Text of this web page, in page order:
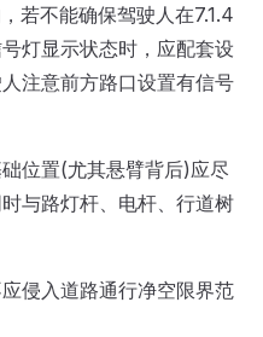
若不能确保驾驶人在7.1.4
灯显示状态时，应配套设
注意前方路口设置有信号
位置(尤其悬臂背后)应尽
与路灯杆、电杆、行道树
侵入道路通行净空限界范